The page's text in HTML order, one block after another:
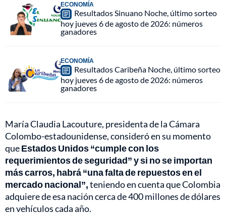
ECONOMÍA
Resultados Sinuano Noche, último sorteo
hoy jueves 6 de agosto de 2026: números
ganadores
ECONOMÍA
Resultados Caribeña Noche, último sorteo
hoy jueves 6 de agosto de 2026: números
ganadores
María Claudia Lacouture, presidenta de la Cámara
Colombo-estadounidense, consideró en su momento
queEstados Unidos “cumple con los
requerimientos de seguridad” y si no se importan
más carros, habrá “una falta de repuestos en el
mercado nacional”,teniendo en cuenta que Colombia
adquiere de esa nación cerca de 400 millones de dólares
en vehículos cada año.